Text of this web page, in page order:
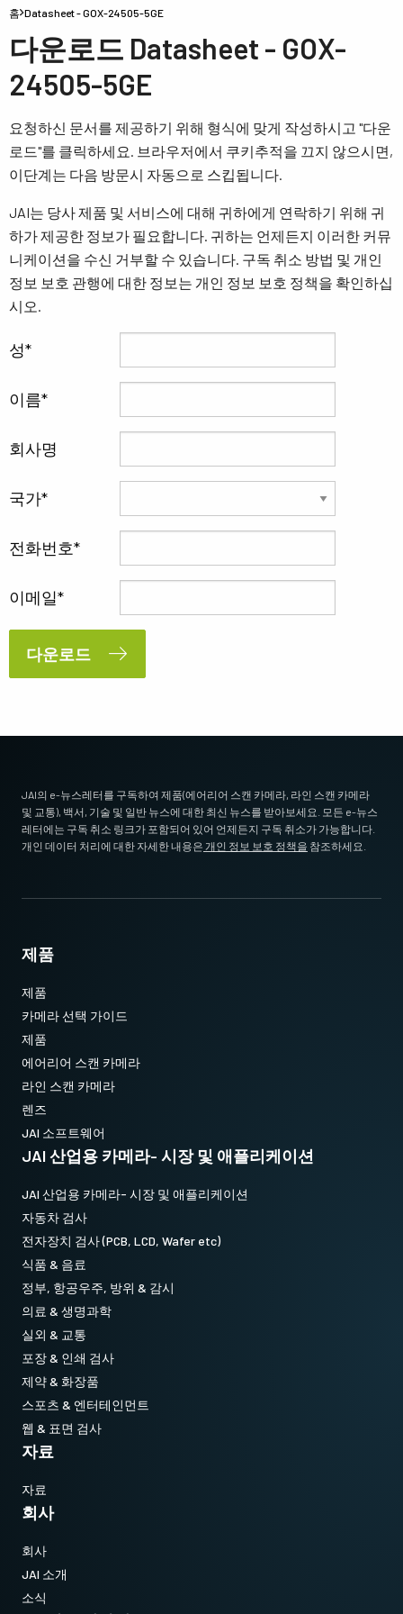
홈 Datasheet - GOX-24505-5GE
다운로드 Datasheet - GOX-
24505-5GE
요청하신 문서를 제공하기 위해 형식에 맞게 작성하시고 "다운
로드"를 클릭하세요. 브라우저에서 쿠키추적을 끄지 않으시면,
이단계는 다음 방문시 자동으로 스킵됩니다.
JAI는 당사 제품 및 서비스에 대해 귀하에게 연락하기 위해 귀
하가 제공한 정보가 필요합니다. 귀하는 언제든지 이러한 커뮤
니케이션을 수신 거부할 수 있습니다. 구독 취소 방법 및 개인
정보 보호 관행에 대한 정보는 개인 정보 보호 정책을 확인하십
시오.
성
이름
회사명
국가
전화번호
이메일
다운로드
JAI의 e-뉴스레터를 구독하여 제품(에어리어 스캔 카메라, 라인 스캔 카메라
및 교통), 백서, 기술 및 일반 뉴스에 대한 최신 뉴스를 받아보세요. 모든 e-뉴스
레터에는 구독 취소 링크가 포함되어 있어 언제든지 구독 취소가 가능합니다.
개인 데이터 처리에 대한 자세한 내용은 개인 정보 보호 정책을 참조하세요.
제품
제품
카메라 선택 가이드
제품
에어리어 스캔 카메라
라인 스캔 카메라
렌즈
JAI 소프트웨어
JAI 산업용 카메라- 시장 및 애플리케이션
JAI 산업용 카메라- 시장 및 애플리케이션
자동차 검사
전자장치 검사 (PCB, LCD, Wafer etc)
식품 & 음료
정부, 항공우주, 방위 & 감시
의료 & 생명과학
실외 & 교통
포장 & 인쇄 검사
제약 & 화장품
스포츠 & 엔터테인먼트
웹 & 표면 검사
자료
자료
회사
회사
JAI 소개
소식